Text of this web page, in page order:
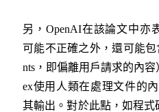
另，OpenAI在該論文中亦
可能不正確之外，還可能包
nts，即偏離用戶請求的內
ex使用人類在處理文件的
其輸出。對於此點，如程式